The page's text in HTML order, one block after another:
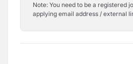
Note: You need to be a registered
applying email address / external